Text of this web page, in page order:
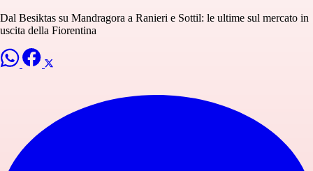
Dal Besiktas su Mandragora a Ranieri e Sottil: le ultime sul mercato in
uscita della Fiorentina